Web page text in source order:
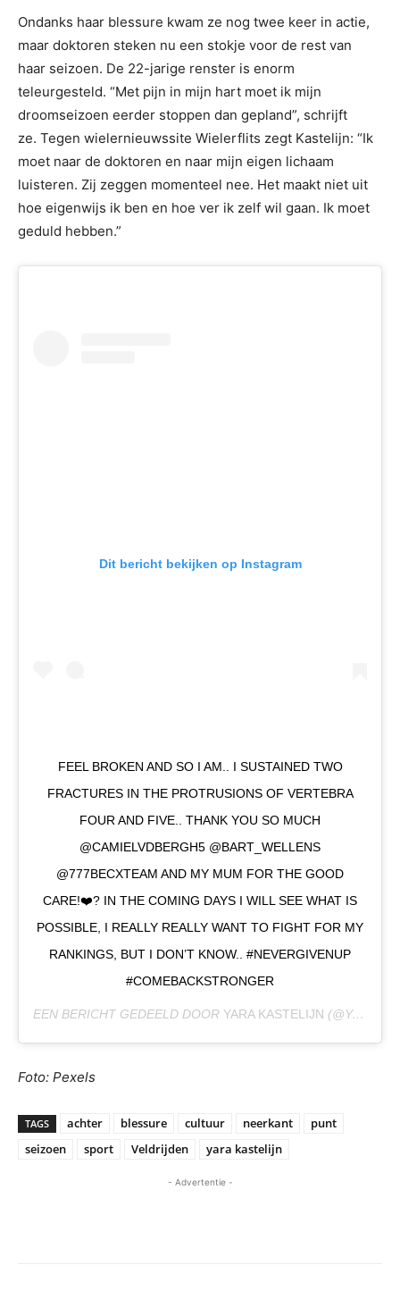
Ondanks haar blessure kwam ze nog twee keer in actie,
maar doktoren steken nu een stokje voor de rest van
haar seizoen. De 22-jarige renster is enorm
teleurgesteld. “Met pijn in mijn hart moet ik mijn
droomseizoen eerder stoppen dan gepland”, schrijft
ze. Tegen wielernieuwssite Wielerflits zegt Kastelijn: “Ik
moet naar de doktoren en naar mijn eigen lichaam
luisteren. Zij zeggen momenteel nee. Het maakt niet uit
hoe eigenwijs ik ben en hoe ver ik zelf wil gaan. Ik moet
geduld hebben.”
Dit bericht bekijken op Instagram
FEEL BROKEN AND SO I AM.. I SUSTAINED TWO
FRACTURES IN THE PROTRUSIONS OF VERTEBRA
FOUR AND FIVE.. THANK YOU SO MUCH
@CAMIELVDBERGH5 @BART_WELLENS
@777BECXTEAM AND MY MUM FOR THE GOOD
CARE!❤️? IN THE COMING DAYS I WILL SEE WHAT IS
POSSIBLE, I REALLY REALLY WANT TO FIGHT FOR MY
RANKINGS, BUT I DON’T KNOW.. #NEVERGIVENUP
#COMEBACKSTRONGER
EEN BERICHT GEDEELD DOOR YARA KASTELIJN (@YARAKASTELIJN) OP
Foto: Pexels
TAGS achter blessure cultuur neerkant
punt
seizoen
sport Veldrijden yara kastelijn
- Advertentie -